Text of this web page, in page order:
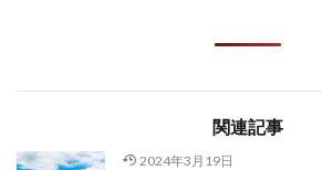
関連記事
2024年3月19日